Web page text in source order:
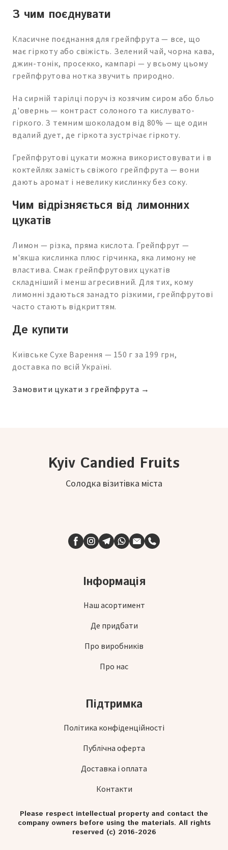
З чим поєднувати
Класичне поєднання для грейпфрута — все, що
має гіркоту або свіжість. Зелений чай, чорна кава,
джин-тонік, просекко, кампарі — у всьому цьому
грейпфрутова нотка звучить природно.
На сирній тарілці поруч із козячим сиром або бльо
д'овернь — контраст солоного та кислувато-
гіркого. З темним шоколадом від 80% — ще один
вдалий дует, де гіркота зустрічає гіркоту.
Грейпфрутові цукати можна використовувати і в
коктейлях замість свіжого грейпфрута — вони
дають аромат і невелику кислинку без соку.
Чим відрізняється від лимонних
цукатів
Лимон — різка, пряма кислота. Грейпфрут —
м'якша кислинка плюс гірчинка, яка лимону не
властива. Смак грейпфрутових цукатів
складніший і менш агресивний. Для тих, кому
лимонні здаються занадто різкими, грейпфрутові
часто стають відкриттям.
Де купити
Київське Сухе Варення — 150 г за 199 грн,
доставка по всій Україні.
Замовити цукати з грейпфрута →
Kyiv Candied Fruits
Солодка візитівка міста
Інформація
Наш асортимент
Де придбати
Про виробників
Про нас
Підтримка
Політика конфіденційності
Публічна оферта
Доставка і оплата
Контакти
Please respect intellectual property and contact the
company owners before using the materials. All rights
reserved (c) 2016-2026